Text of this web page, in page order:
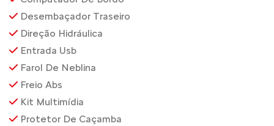
Desembaçador Traseiro
Direção Hidráulica
Entrada Usb
Farol De Neblina
Freio Abs
Kit Multimídia
Protetor De Caçamba